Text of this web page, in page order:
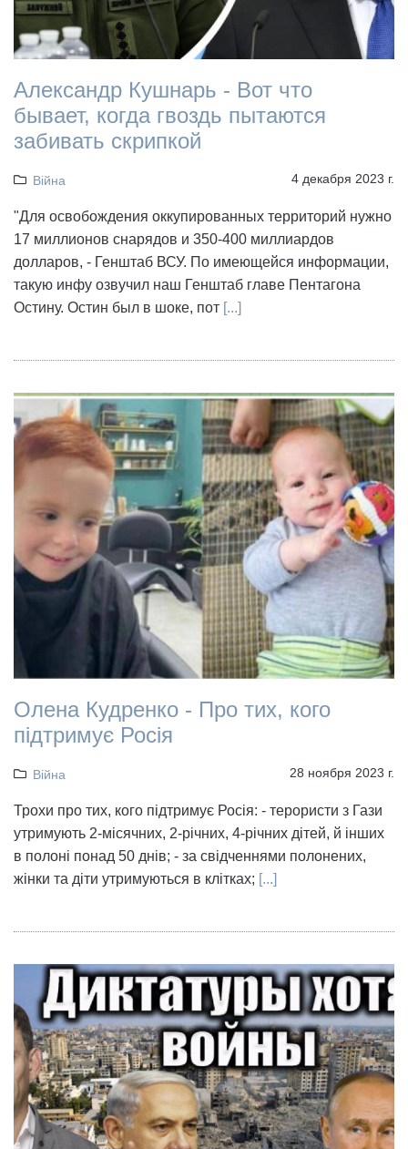
Александр Кушнарь - Вот что
бывает, когда гвоздь пытаются
забивать скрипкой
Війна 4 декабря 2023 г.
"Для освобождения оккупированных территорий нужно
17 миллионов снарядов и 350-400 миллиардов
долларов, - Генштаб ВСУ. По имеющейся информации,
такую инфу озвучил наш Генштаб главе Пентагона
Остину. Остин был в шоке, пот [...]
Олена Кудренко - Про тих, кого
підтримує Росія
Війна 28 ноября 2023 г.
Трохи про тих, кого підтримує Росія: - терористи з Гази
утримують 2-місячних, 2-річних, 4-річних дітей, й інших
в полоні понад 50 днів; - за свідченнями полонених,
жінки та діти утримуються в клітках; [...]